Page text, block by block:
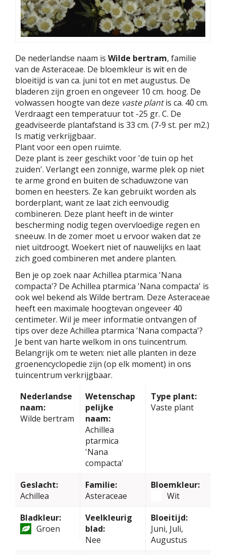
De nederlandse naam is Wilde bertram, familie
van de Asteraceae. De bloemkleur is wit en de
bloeitijd is van ca. juni tot en met augustus. De
bladeren zijn groen en ongeveer 10 cm. hoog. De
volwassen hoogte van deze vaste plantis ca. 40 cm.
Verdraagt een temperatuur tot -25 gr. C. De
geadviseerde plantafstand is 33 cm. (7-9 st. per m2.)
Is matig verkrijgbaar.
Plant voor een open ruimte.
Deze plant is zeer geschikt voor 'de tuin op het
zuiden'. Verlangt een zonnige, warme plek op niet
te arme grond en buiten de schaduwzone van
bomen en heesters. Ze kan gebruikt worden als
borderplant, want ze laat zich eenvoudig
combineren. Deze plant heeft in de winter
bescherming nodig tegen overvloedige regen en
sneeuw. In de zomer moet u ervoor waken dat ze
niet uitdroogt. Woekert niet of nauwelijks en laat
zich goed combineren met andere planten.
Ben je op zoek naar Achillea ptarmica 'Nana
compacta'? De Achillea ptarmica 'Nana compacta' is
ook wel bekend als Wilde bertram. Deze Asteraceae
heeft een maximale hoogtevan ongeveer 40
centimeter. Wil je meer informatie ontvangen of
tips over deze Achillea ptarmica 'Nana compacta'?
Je bent van harte welkom in ons tuincentrum.
Belangrijk om te weten: niet alle planten in deze
groenencyclopedie zijn (op elk moment) in ons
tuincentrum verkrijgbaar.
Nederlandse
naam:
Wilde bertram
Wetenschap
pelijke
naam:
Achillea
ptarmica
'Nana
compacta'
Type plant:
Vaste plant
Geslacht:
Achillea
Familie:
Asteraceae
Bloemkleur:
Wit
Bladkleur:
Groen
Veelkleurig
blad:
Nee
Bloeitijd:
Juni, Juli,
Augustus